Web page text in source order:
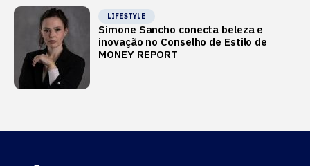
LIFESTYLE
Simone Sancho conecta beleza e
inovação no Conselho de Estilo de
MONEY REPORT